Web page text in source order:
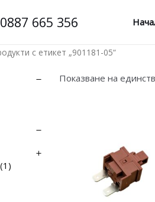
0887 665 356
с етикет „901181-05“
(1)
Показване на